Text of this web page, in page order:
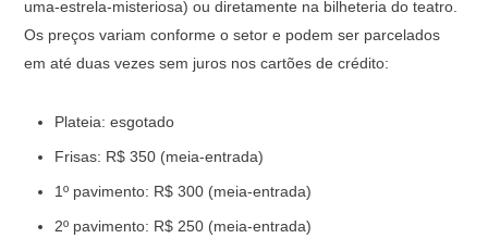
uma-estrela-misteriosa) ou diretamente na bilheteria do teatro.
Os preços variam conforme o setor e podem ser parcelados
em até duas vezes sem juros nos cartões de crédito:
Plateia: esgotado
Frisas: R$ 350 (meia-entrada)
1º pavimento: R$ 300 (meia-entrada)
2º pavimento: R$ 250 (meia-entrada)